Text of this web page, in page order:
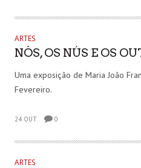
ARTES
NÓS, OS NÚS E OS
Uma exposição de Maria João
Fevereiro.
24 OUT 0
ARTES